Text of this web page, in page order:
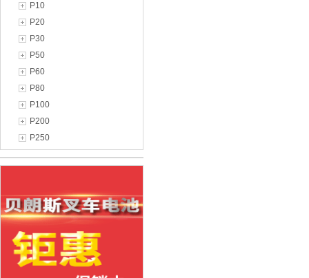
P10
P20
P30
P50
P60
P80
P100
P200
P250